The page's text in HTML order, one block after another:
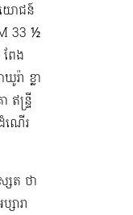
យោជន៍
33 ½
ែង
ា ខ្លា
ន្ទ្រី
ណើរ
ែត ថា
ារា